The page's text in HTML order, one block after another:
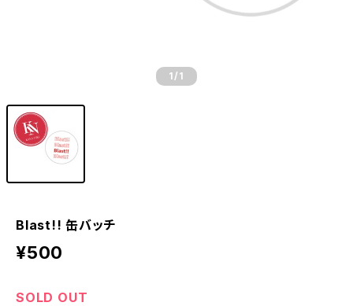
1 /1
Blast!! 缶バッチ
¥500
SOLD OUT